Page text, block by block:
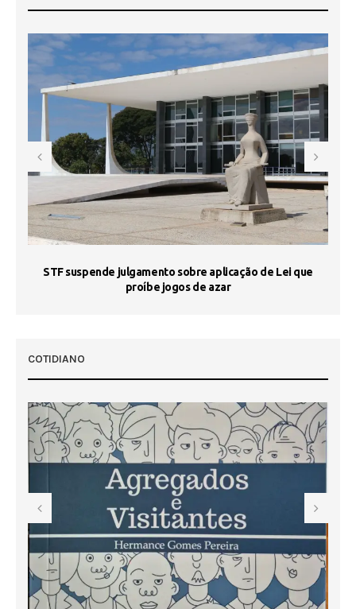
STF suspende julgamento sobre aplicação de Lei que
proíbe jogos de azar
COTIDIANO